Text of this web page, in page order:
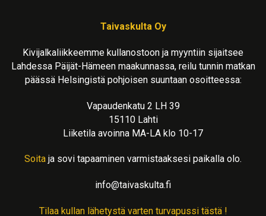
Taivaskulta Oy
Kivijalkaliikkeemme kullanostoon ja myyntiin sijaitsee
Lahdessa Päijät-Hämeen maakunnassa, reilu tunnin matkan
päässä Helsingistä pohjoisen suuntaan osoitteessa:
Vapaudenkatu 2 LH 39
15110 Lahti
Liiketila avoinna MA-LA klo 10-17
Soita ja sovi tapaaminen varmistaaksesi paikalla olo.
info@taivaskulta.fi
Tilaa kullan lähetystä varten turvapussi tästä !